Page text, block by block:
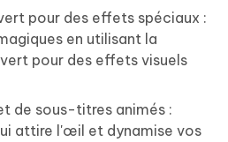
pour des effets spéciaux :
en utilisant la
pour des effets visuels
de sous-titres animés :
attire l'œil et dynamise vos